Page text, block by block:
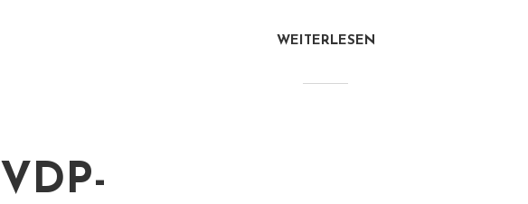
WEITERLESEN
VDP-